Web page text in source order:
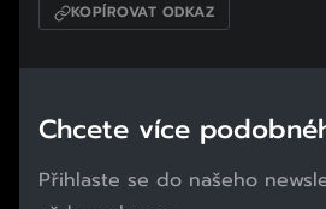
KOPÍROVAT ODKAZ
Chcete více
Přihlaste se do našeho